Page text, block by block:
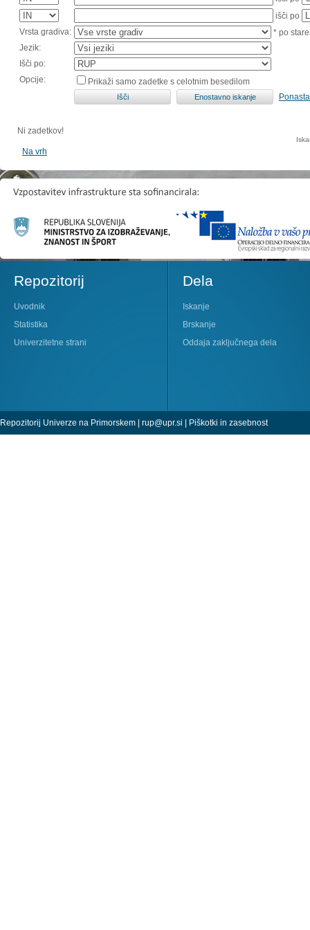
išči po
Vrsta gradiva:
* po
Jezik:
Išči po:
Opcije:
Prikaži samo zadetke s celotnim besedilom
Ni zadetkov!
Na vrh
Repozitorij
Uvodnik
Statistika
Univerzitetne strani
Dela
Iskanje
Brskanje
Oddaja zaključnega dela
Repozitorij Univerze na Primorskem | rup@upr.si | Piškotki in zasebnost